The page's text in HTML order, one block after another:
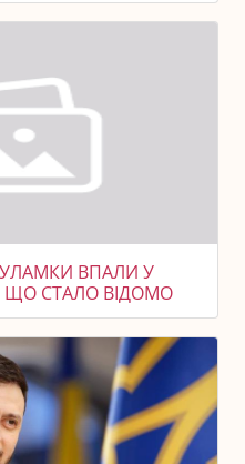
ВПАЛИ У
ЩО СТАЛО ВІДОМО